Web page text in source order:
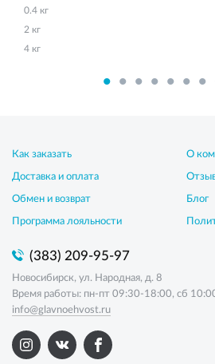
0.4 кг
2 кг
4 кг
Как заказать
Доставка и оплата
Обмен и возврат
Программа лояльности
О
Блог
(383) 209-95-97
Новосибирск, ул. Народная, д. 8
Время работы: пн-пт 09:30-18:00, сб
info@glavnoehvost.ru